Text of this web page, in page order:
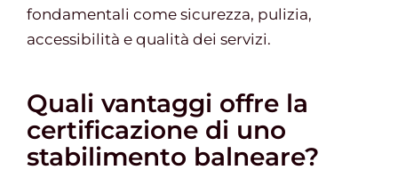
fondamentali come sicurezza, pulizia,
accessibilità e qualità dei servizi.
Quali vantaggi offre la
certificazione di uno
stabilimento balneare?